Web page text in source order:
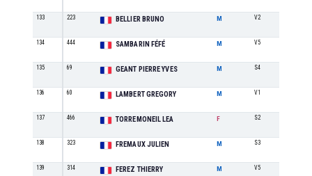
133 223 BELLIER BRUNO M V2
134 444 SAMBARIN FÉFÉ M V5
135 69 GEANT PIERRE YVES M S4
136 60 LAMBERT GREGORY M V1
137 466 TORREMONEIL LEA F S2
138 323 FREMAUX JULIEN M S3
139 314 FEREZ THIERRY M V5